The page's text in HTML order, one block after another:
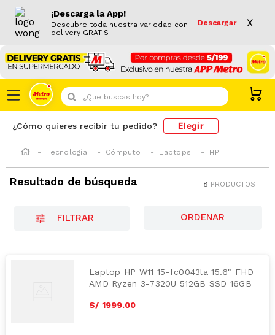
¡Descarga la App!
Descubre toda nuestra variedad con
delivery GRATIS
Descargar X
¿Que buscas hoy?
¿Cómo quieres recibir tu pedido? Elegir
Tecnología Cómputo Laptops HP
Resultado de búsqueda 8 PRODUCTOS
FILTRAR
Laptop HP W11 15-fc0043la 15.6" FHD
AMD Ryzen 3-7320U 512GB SSD 16GB
S/ 1999.00